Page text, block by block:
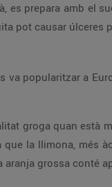
prepara amb el
pot causar úlceres
popularitzar a
groga quan està
la llimona, més
aranja grossa conté